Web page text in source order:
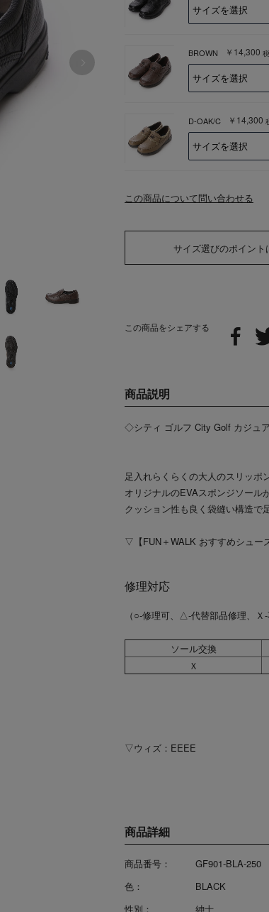
この商品をシェアする
商品詳細
商品番号：
GF901-BLA-250
色：
BLACK
性別：
紳士
BROWN ￥14,300
D-OAK/C ￥14,300
商品説明
◇シティ ゴルフ City Golf カジュ
足入れらくらくの大人のスリッポ
オリジナルのEVAスポンジソール
クッション性も良く袋縫い構造で
▽【FUN＋WALK おすすめシュー
修理対応
（○-修理可、△-代替部品修理、Ｘ-
ソール交換
Ｘ
▽ウィズ：EEEE
この商品について問い合わせる
サイズ選びのポイント